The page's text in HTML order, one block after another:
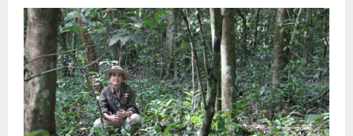
Trekking
para
ver
gorilas
en
Uganda:
Consejos
y
recomendaciones